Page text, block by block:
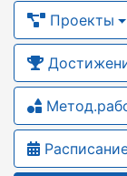
Проекты